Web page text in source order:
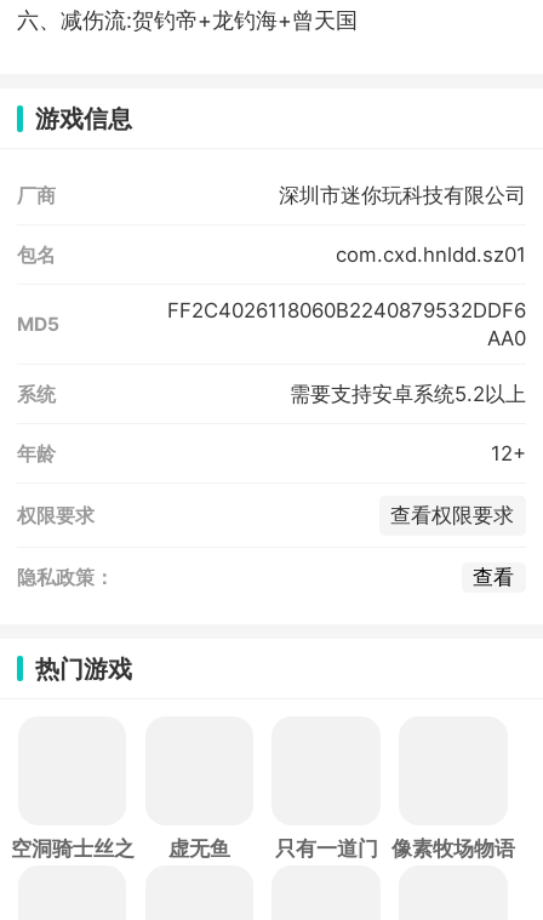
六、减伤流:贺钓帝+龙钓海+曾天国
游戏信息
厂商 深圳市迷你玩科技有限公司
包名 com.cxd.hnldd.sz01
MD5
FF2C4026118060B2240879532DDF6
AA0
系统 需要支持安卓系统5.2以上
年龄 12+
权限要求 查看权限要求
隐私政策： 查看
热门游戏
空洞骑士丝之
虚无鱼 只有一道门 像素牧场物语